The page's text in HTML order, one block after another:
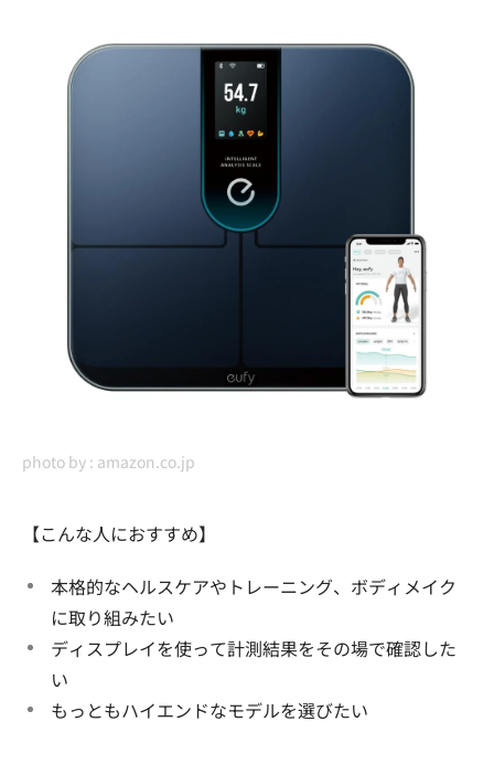
photo by : amazon.co.jp
【こんな人におすすめ】
本格的なヘルスケアやトレーニング、ボディメイク
に取り組みたい
ディスプレイを使って計測結果をその場で確認した
い
もっともハイエンドなモデルを選びたい